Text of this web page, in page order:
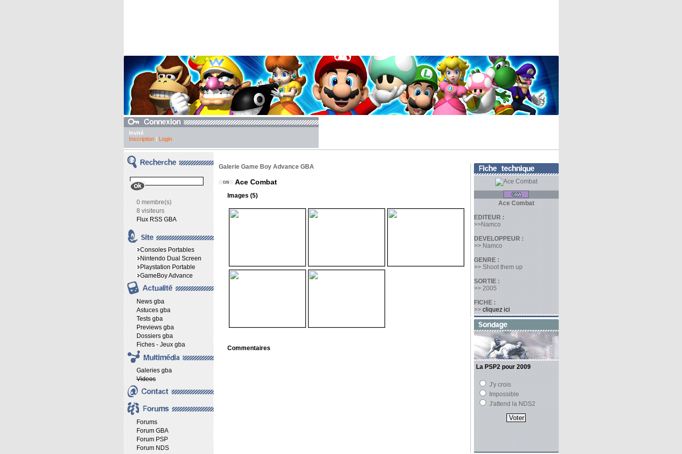
Invité
Inscription| Login
0 membre(s)
8 visiteurs
Flux RSS GBA
Consoles Portables
Nintendo Dual Screen
Playstation Portable
GameBoy Advance
News gba
Astuces gba
Tests gba
Previews gba
Dossiers gba
Fiches - Jeux gba
Galeries gba
Videos
Forums
Forum GBA
Forum PSP
Forum NDS
Galerie Game Boy Advance GBA
Ace Combat
Images (5)
Commentaires
Ace Combat
EDITEUR :
>>Namco
DEVELOPPEUR :
>> Namco
GENRE :
>> Shoot them up
SORTIE :
>> 2005
FICHE :
>> cliquez ici
La PSP2 pour 2009
J'y crois
Impossible
J'attend la NDS2